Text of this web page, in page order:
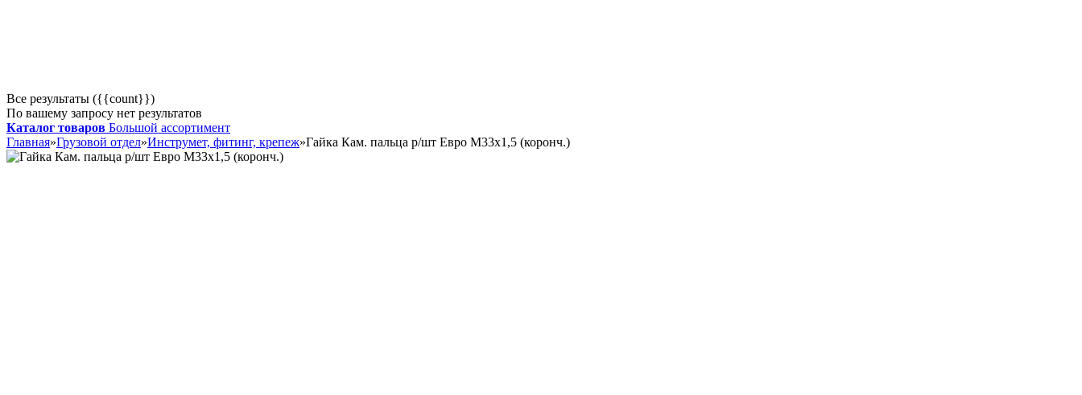
Все результаты ({{count}})
По вашему запросу нет результатов
Каталог товаров Большой ассортимент
Главная»Грузовой отдел»Инструмет, фитинг, крепеж»Гайка Кам. пальца р/шт Евро М33х1,5 (коронч.)